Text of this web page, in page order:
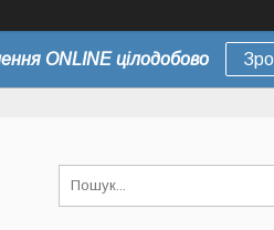
ONLINE цілодобово